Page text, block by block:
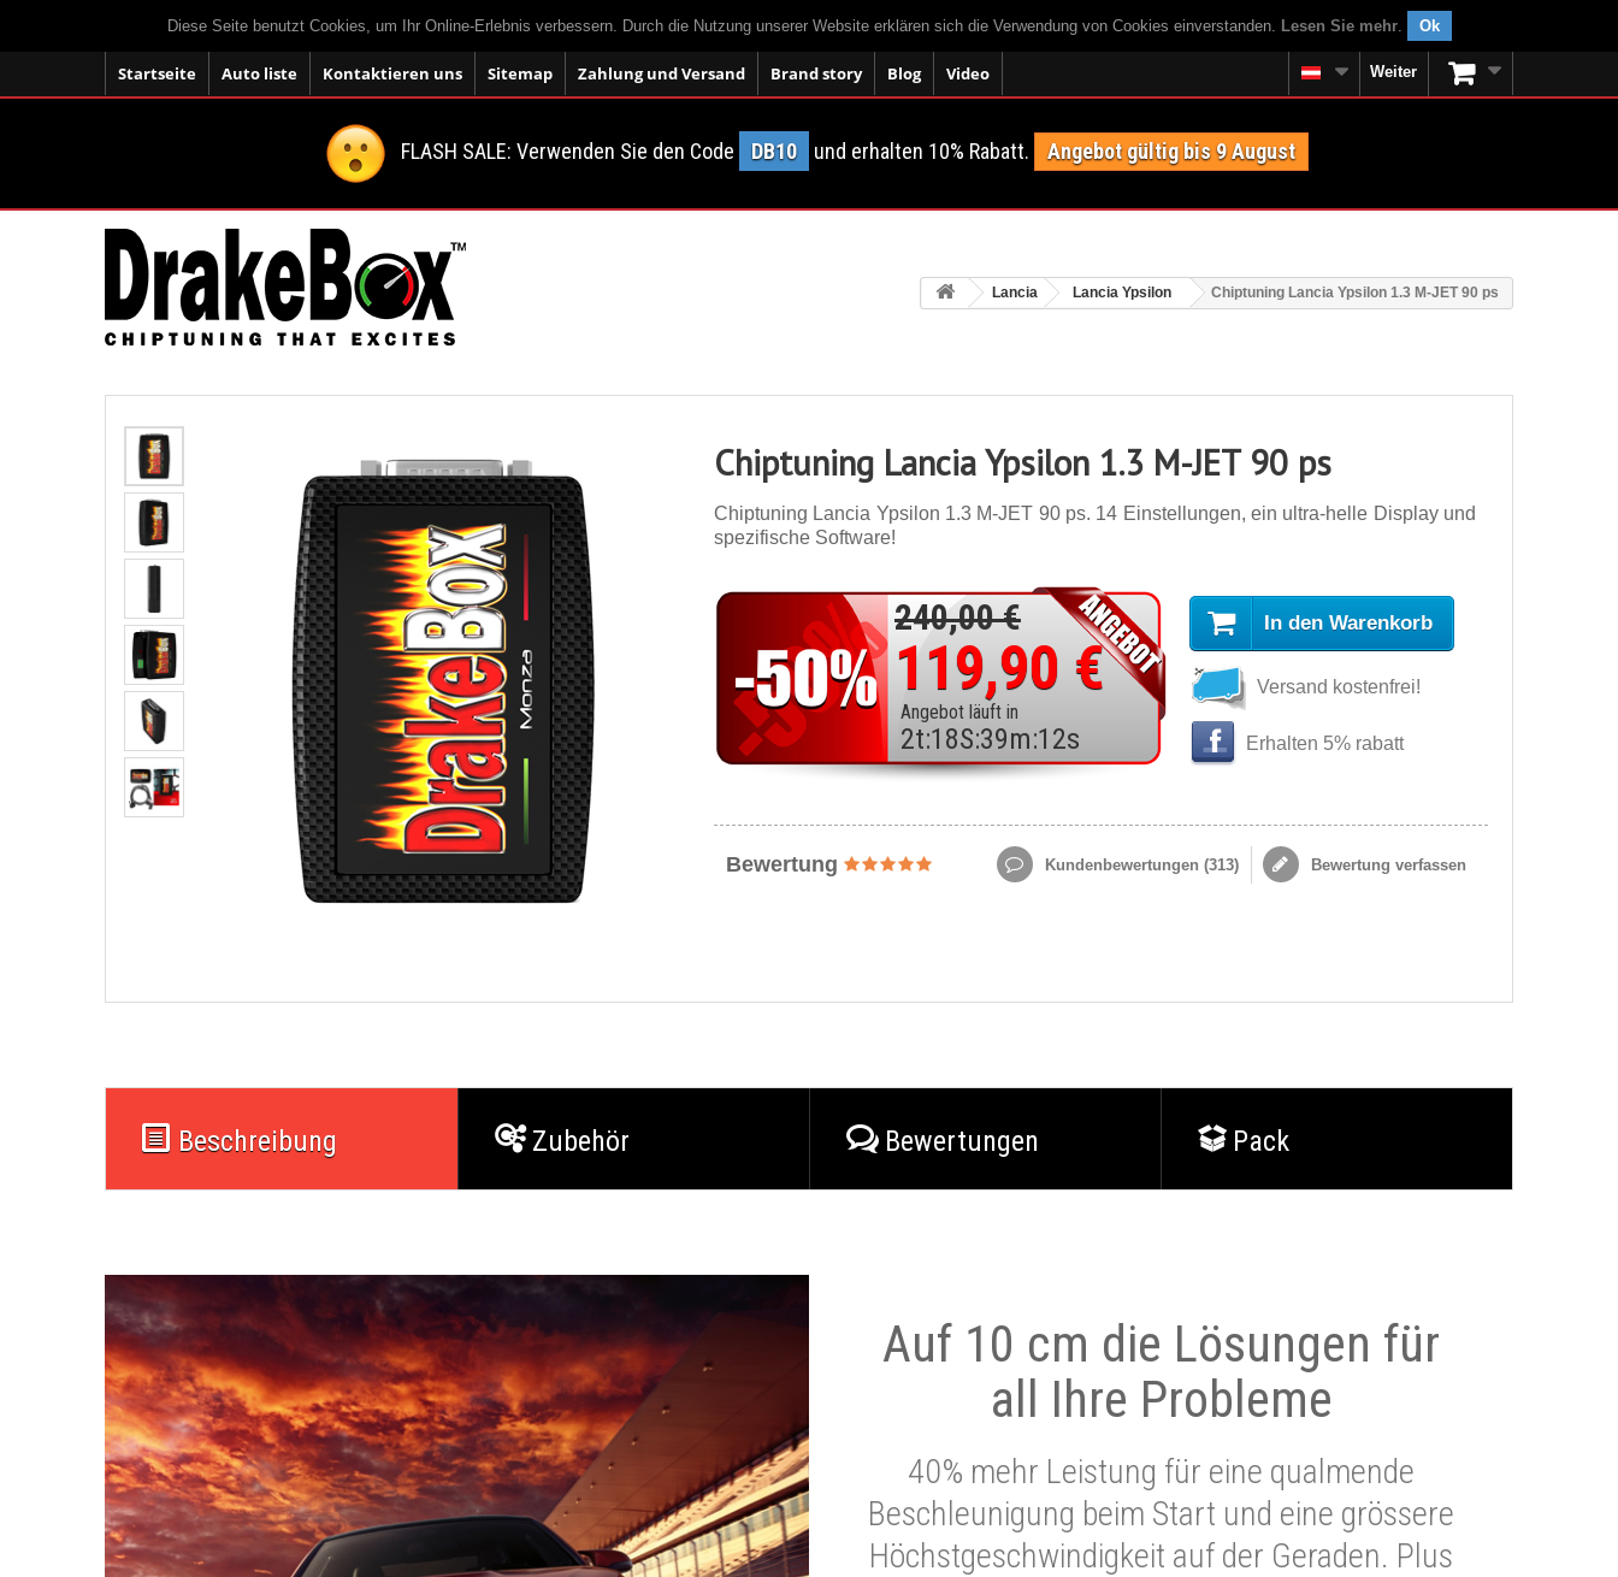
Diese Seite benutzt Cookies, um Ihr Online-Erlebnis verbessern. Durch die Nutzung unserer Website erklären sich die Verwendung von Cookies einverstanden. Lesen Sie mehr. Ok
Startseite Auto liste Kontaktieren uns Sitemap Zahlung und Versand Brand story Blog Video Weiter
FLASH SALE: Verwenden Sie den Code DB10 und erhalten 10% Rabatt. Angebot gültig bis 9 August
Lancia Lancia Ypsilon Chiptuning Lancia Ypsilon 1.3 M-JET 90 ps
Chiptuning Lancia Ypsilon 1.3 M-JET 90 ps
Chiptuning Lancia Ypsilon 1.3 M-JET 90 ps. 14 Einstellungen, ein ultra-helle Display und
spezifische Software!
240,00 €
119,90 €
Angebot läuft in
2t:18S:39m:10s
In den Warenkorb
Versand kostenfrei!
Erhalten 5% rabatt
Bewertung Kundenbewertungen (313) Bewertung verfassen
Beschreibung Zubehör Bewertungen Pack
Auf 10 cm die Lösungen für
all Ihre Probleme
40% mehr Leistung für eine qualmende
Beschleunigung beim Start und eine grössere
Höchstgeschwindigkeit auf der Geraden. Plus